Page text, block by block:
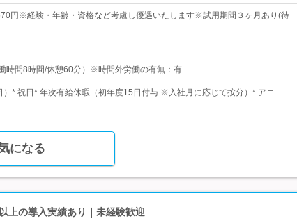
円※経験・年齢・資格など考慮し優遇いたします※試用期間３ヶ月あり(待
時間8時間/休憩60分）※時間外労働の有無：有
）* 祝日* 年次有給休暇（初年度15日付与 ※入社月に応じて按分）* アニ…
になる
上の導入実績あり｜未経験歓迎